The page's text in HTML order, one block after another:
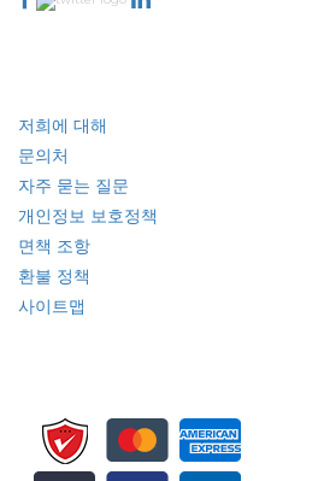
저희에 대해
문의처
자주 묻는 질문
개인정보 보호정책
면책 조항
환불 정책
사이트맵